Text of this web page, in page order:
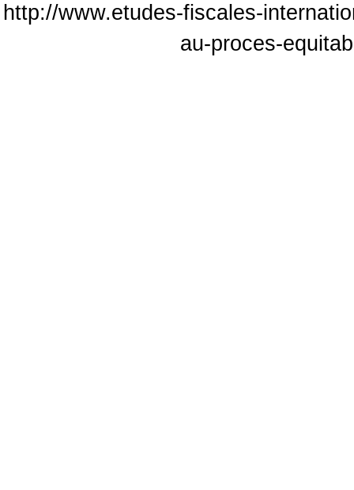
http://www.etudes-fiscales-
au-proces-